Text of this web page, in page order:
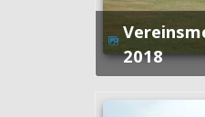
Vereinsmeisterschaft
2018